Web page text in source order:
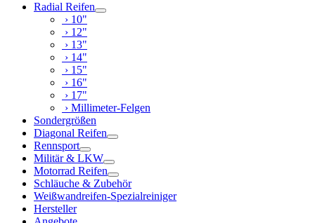
Radial Reifen
› 10"
› 12"
› 13"
› 14"
› 15"
› 16"
› 17"
› Millimeter-Felgen
Sondergrößen
Diagonal Reifen
Rennsport
Militär & LKW
Motorrad Reifen
Schläuche & Zubehör
Weißwandreifen-Spezialreiniger
Hersteller